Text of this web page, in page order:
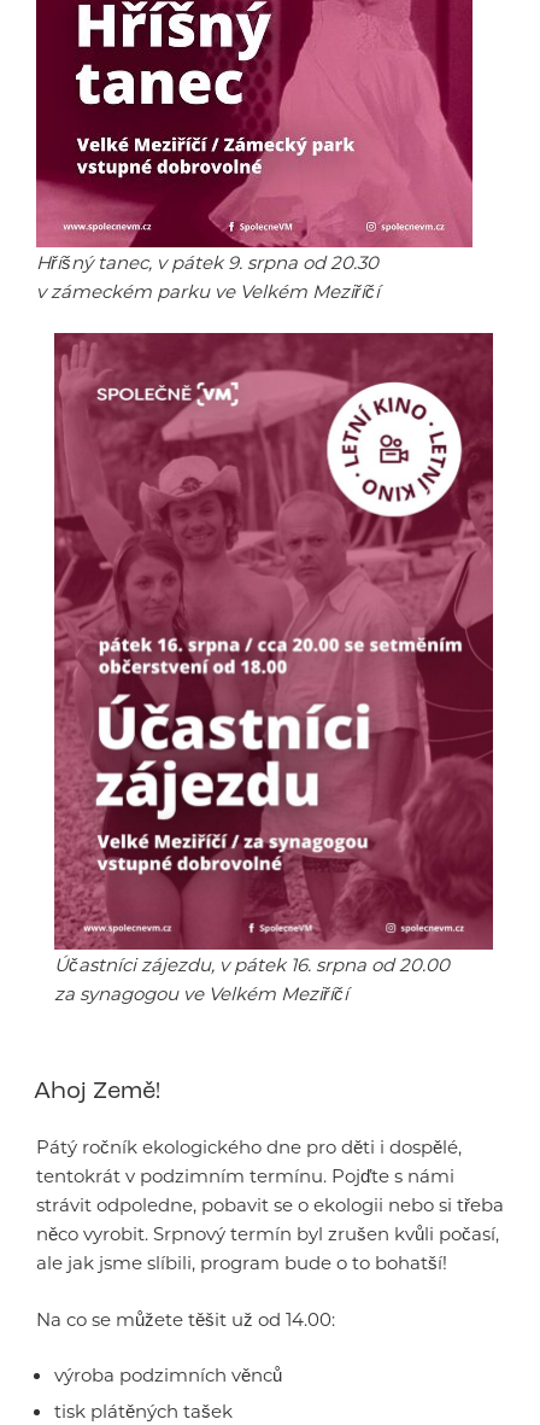
Hříšný tanec, v pátek 9. srpna od 20.30
v zámeckém parku ve Velkém Meziříčí
Účastníci zájezdu, v pátek 16. srpna od 20.00
za synagogou ve Velkém Meziříčí
Ahoj Země!
Pátý ročník ekologického dne pro děti i dospělé,
tentokrát v podzimním termínu. Pojďte s námi
strávit odpoledne, pobavit se o ekologii nebo si třeba
něco vyrobit. Srpnový termín byl zrušen kvůli počasí,
ale jak jsme slíbili, program bude o to bohatší!
Na co se můžete těšit už od 14.00:
výroba podzimních věnců
tisk plátěných tašek